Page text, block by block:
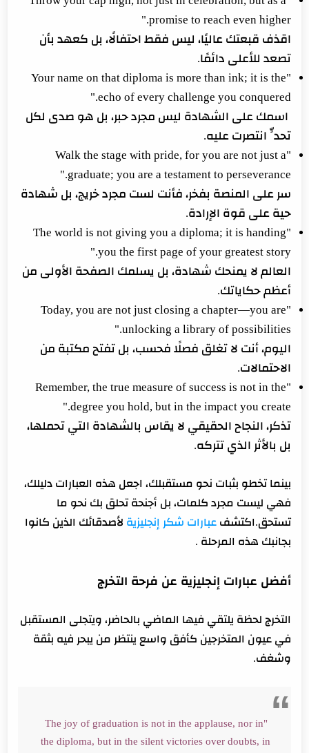
promise to reach even higher."
اقذف قبعتك عاليًا، ليس فقط احتفالًا، بل كعهد بأن
تصعد للأعلى دائمًا.
"Your name on that diploma is more than ink; it is the
echo of every challenge you conquered."
اسمك على الشهادة ليس مجرد حبر، بل هو صدى لكل
تحدٍّ انتصرت عليه.
"Walk the stage with pride, for you are not just a
graduate; you are a testament to perseverance."
سر على المنصة بفخر، فأنت لست مجرد خريج، بل شهادة
حية على قوة الإرادة.
"The world is not giving you a diploma; it is handing
you the first page of your greatest story."
العالم لا يمنحك شهادة، بل يسلمك الصفحة الأولى من
أعظم حكاياتك.
"Today, you are not just closing a chapter—you are
unlocking a library of possibilities."
اليوم، أنت لا تغلق فصلًا فحسب، بل تفتح مكتبة من
الاحتمالات.
"Remember, the true measure of success is not in the
degree you hold, but in the impact you create."
تذكر، النجاح الحقيقي لا يقاس بالشهادة التي تحملها،
بل بالأثر الذي تتركه.
بينما تخطو بثبات نحو مستقبلك، اجعل هذه العبارات دليلك،
فهي ليست مجرد كلمات، بل أجنحة تحلق بك نحو ما
تستحق.اكتشفعبارات شكر إنجليزية لأصدقائك الذين كانوا
بجانبك هذه المرحلة .
أفضل عبارات إنجليزية عن فرحة التخرج
التخرج لحظة يلتقي فيها الماضي بالحاضر، ويتجلى المستقبل
في عيون المتخرجين كأفق واسع ينتظر من يبحر فيه بثقة
وشغف.
"The joy of graduation is not in the applause, nor in
the diploma, but in the silent victories over doubts, in